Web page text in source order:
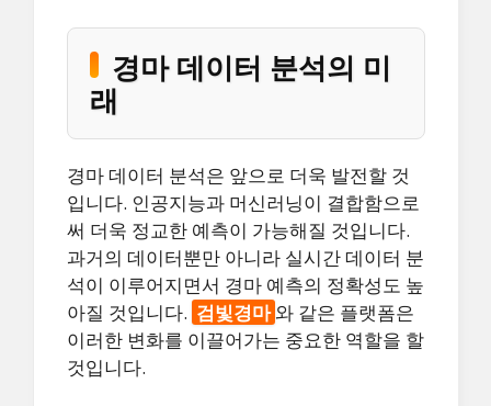
경마 데이터 분석의 미
래
경마 데이터 분석은 앞으로 더욱 발전할 것
입니다. 인공지능과 머신러닝이 결합함으로
써 더욱 정교한 예측이 가능해질 것입니다.
과거의 데이터뿐만 아니라 실시간 데이터 분
석이 이루어지면서 경마 예측의 정확성도 높
아질 것입니다. 검빛경마 와 같은 플랫폼은
이러한 변화를 이끌어가는 중요한 역할을 할
것입니다.